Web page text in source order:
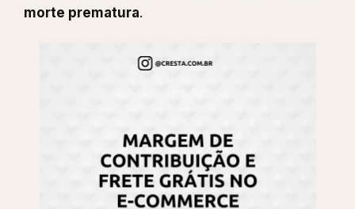
morte prematura.